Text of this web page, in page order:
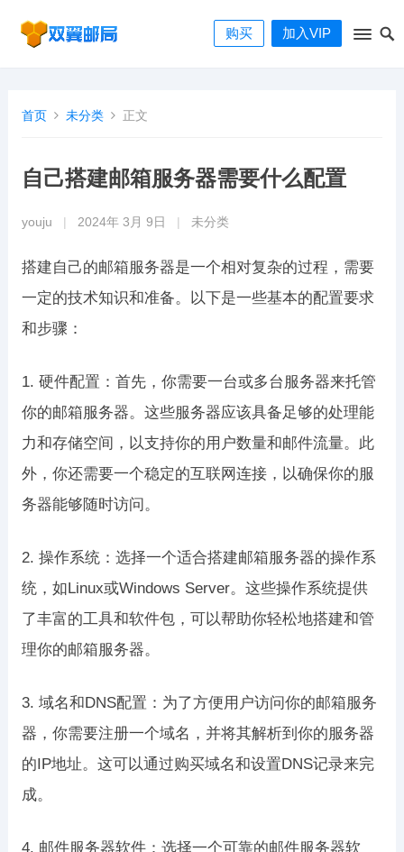
购买 加入VIP
首页 未分类 正文
自己搭建邮箱服务器需要什么配置
youju 2024年 3月 9日 未分类
搭建自己的邮箱服务器是一个相对复杂的过程，需要
一定的技术知识和准备。以下是一些基本的配置要求
和步骤：
1. 硬件配置：首先，你需要一台或多台服务器来托管
你的邮箱服务器。这些服务器应该具备足够的处理能
力和存储空间，以支持你的用户数量和邮件流量。此
外，你还需要一个稳定的互联网连接，以确保你的服
务器能够随时访问。
2. 操作系统：选择一个适合搭建邮箱服务器的操作系
统，如Linux或Windows Server。这些操作系统提供
了丰富的工具和软件包，可以帮助你轻松地搭建和管
理你的邮箱服务器。
3. 域名和DNS配置：为了方便用户访问你的邮箱服务
器，你需要注册一个域名，并将其解析到你的服务器
的IP地址。这可以通过购买域名和设置DNS记录来完
成。
4. 邮件服务器软件：选择一个可靠的邮件服务器软